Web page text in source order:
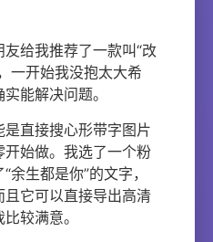
给我推荐了一款叫“改
一开始我没抱太大希
能解决问题。
直接搜心形带字图片
始做。我选了一个粉
生都是你”的文字，
它可以直接导出高清
较满意。